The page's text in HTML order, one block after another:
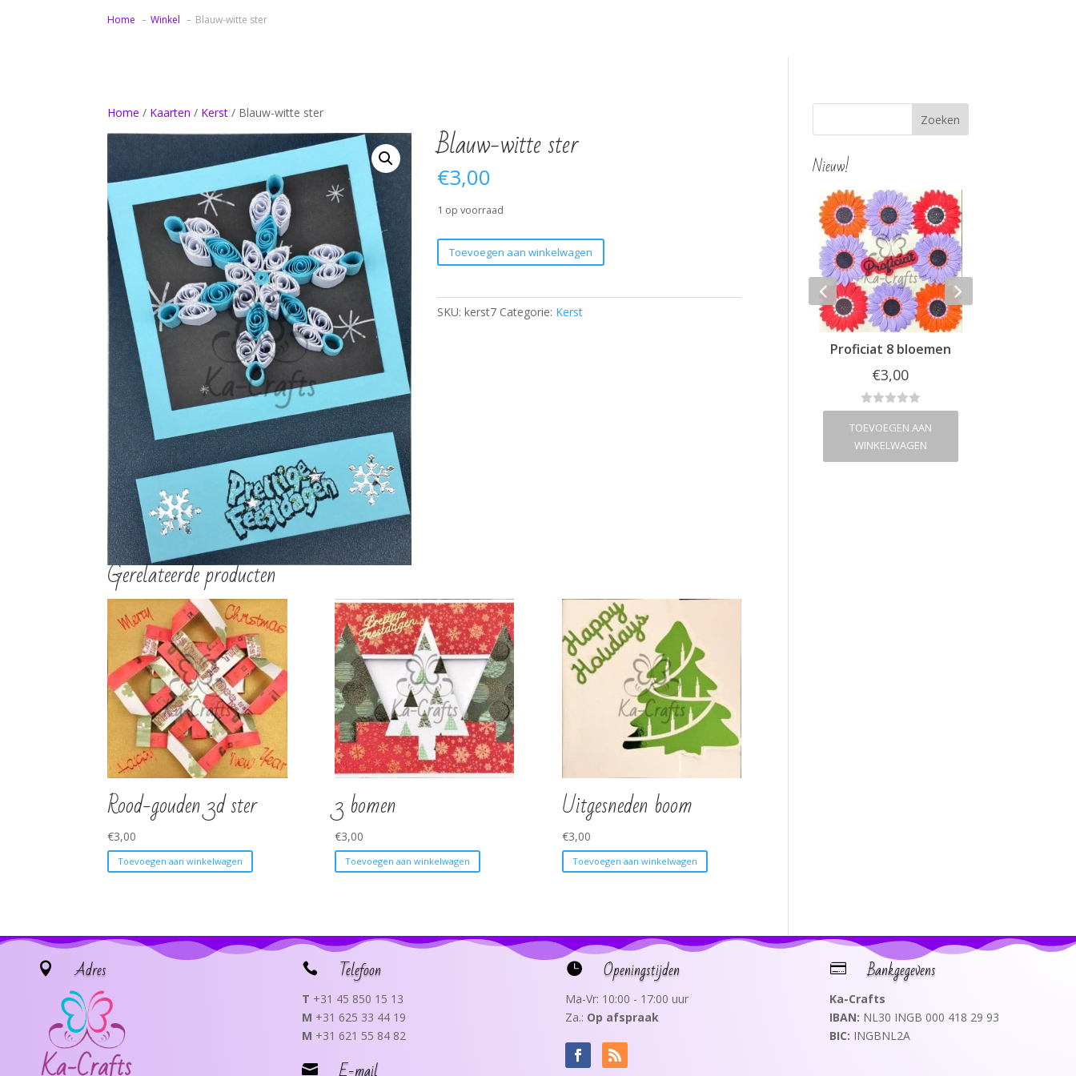
Home Winkel Blauw-witte ster
Home / Kaarten / Kerst / Blauw-witte ster
Blauw-witte ster
€3,00
1 op voorraad
Blauw-
witte
aantal
Toevoegen aan winkelwagen
SKU:kerst7 Categorie: Kerst
Gerelateerde producten
Rood-gouden 3d ster
€3,00
Toevoegen aan winkelwagen
3 bomen
€3,00
Toevoegen aan winkelwagen
Uitgesneden boom
€3,00
Toevoegen aan winkelwagen
Nieuw!
2,00
TOEVOEGEN AAN
WINKELWAGEN
Bedankt samenwerking zonnebloemen
€2,00
TOEVOEGEN AAN
WINKELWAGEN
Verjaardag 60 jaar
€
TOEVOEGEN AAN
WINKELWAGEN
Proficiat 8 bloemen
€3,00
TOEVOEGEN AAN
WINKELWAGEN
 Adres  Telefoon
T +31 45 850 15 13
M +31 625 33 44 19
M +31 621 55 84 82

 Openingstijden
Ma-Vr: 10:00 - 17:00 uur
Za.: Op afspraak
 Bankgegevens
Ka-Crafts
IBAN: NL30 INGB 000 418 29 93
BIC: INGBNL2A